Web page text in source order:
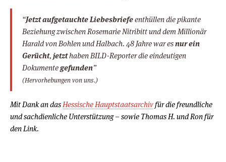
“Jetzt aufgetauchte Liebesbriefeenthüllen die pikante
Beziehung zwischen Rosemarie Nitribitt und dem Millionär
Harald von Bohlen und Halbach. 48 Jahre war esnur ein
Gerücht, jetzthaben BILD-Reporter die eindeutigen
Dokumentegefunden”
(Hervorhebungen von uns.)
Mit Dank an das Hessische Hauptstaatsarchivfür die freundliche
und sachdienliche Unterstützung – sowie Thomas H. und Ron für
den Link.